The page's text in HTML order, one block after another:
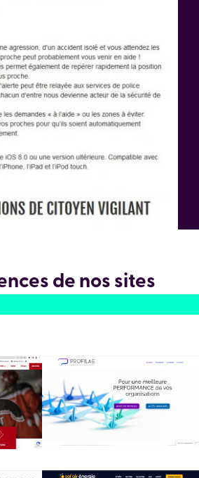
de nos sites